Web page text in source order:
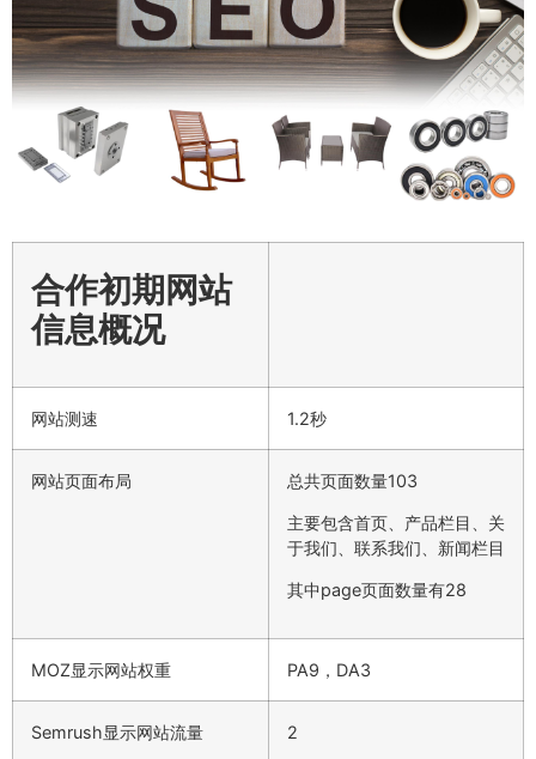
合作初期网站
信息概况
网站测速 1.2秒
网站页面布局 总共页面数量103
主要包含首页、产品栏目、关
于我们、联系我们、新闻栏目
其中page页面数量有28
MOZ显示网站权重 PA9，DA3
Semrush显示网站流量 2